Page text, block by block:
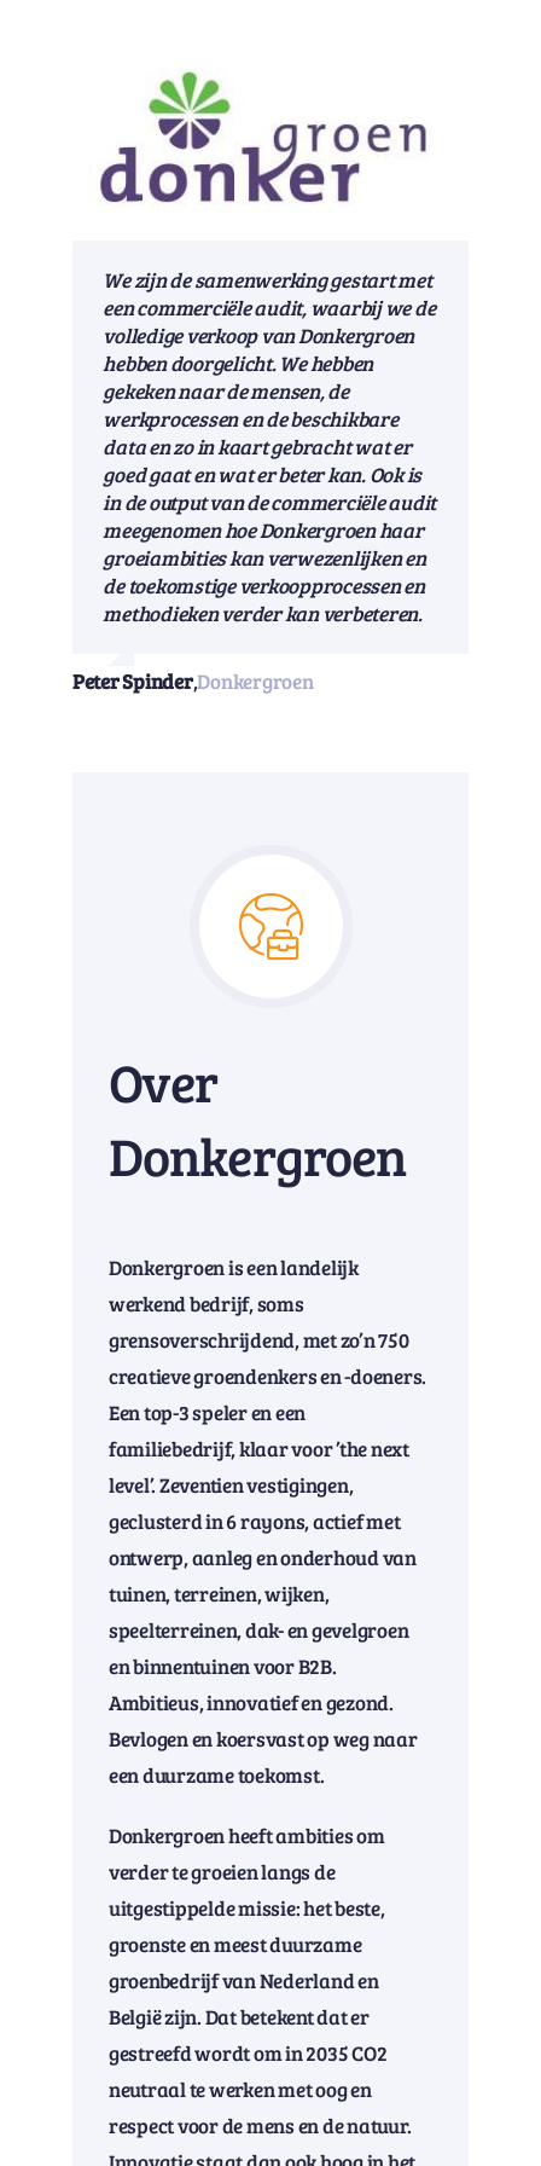
We zijn de samenwerking gestart met
een commerciële audit, waarbij we de
volledige verkoop van Donkergroen
hebben doorgelicht. We hebben
gekeken naar de mensen, de
werkprocessen en de beschikbare
data en zo in kaart gebracht wat er
goed gaat en wat er beter kan. Ook is
in de output van de commerciële audit
meegenomen hoe Donkergroen haar
groeiambities kan verwezenlijken en
de toekomstige verkoopprocessen en
methodieken verder kan verbeteren.
Peter Spinder,Donkergroen
Over
Donkergroen
Donkergroen is een landelijk
werkend bedrijf, soms
grensoverschrijdend, met zo’n 750
creatieve groendenkers en -doeners.
Een top-3 speler en een
familiebedrijf, klaar voor ’the next
level’. Zeventien vestigingen,
geclusterd in 6 rayons, actief met
ontwerp, aanleg en onderhoud van
tuinen, terreinen, wijken,
speelterreinen, dak- en gevelgroen
en binnentuinen voor B2B.
Ambitieus, innovatief en gezond.
Bevlogen en koersvast op weg naar
een duurzame toekomst.
Donkergroen heeft ambities om
verder te groeien langs de
uitgestippelde missie: het beste,
groenste en meest duurzame
groenbedrijf van Nederland en
België zijn. Dat betekent dat er
gestreefd wordt om in 2035 CO2
neutraal te werken met oog en
respect voor de mens en de natuur.